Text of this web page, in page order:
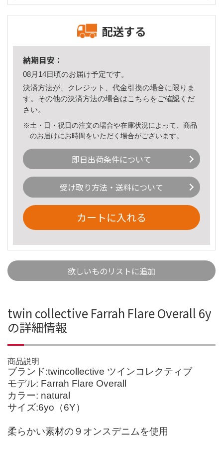
配送する
納期目安：
08月14日頃のお届け予定です。
決済方法が、クレジット、代金引換の場合に限りま
す。その他の決済方法の場合はこちら をご確認くだ
さい。
※土・日・祝日の注文の場合や在庫状況によって、商品
のお届けにお時間をいただく場合がございます。
即日出荷条件について
受け取り方法・送料について
カートに入れる
欲しいものリストに追加
twin collective Farrah Flare Overall 6y
の詳細情報
商品説明
ブランド:twincollective ツインコレクティブ
モデル: Farrah Flare Overall
カラー: natural
サイズ:6yo（6Y）
柔らかい素材の９オンスデニムを使用